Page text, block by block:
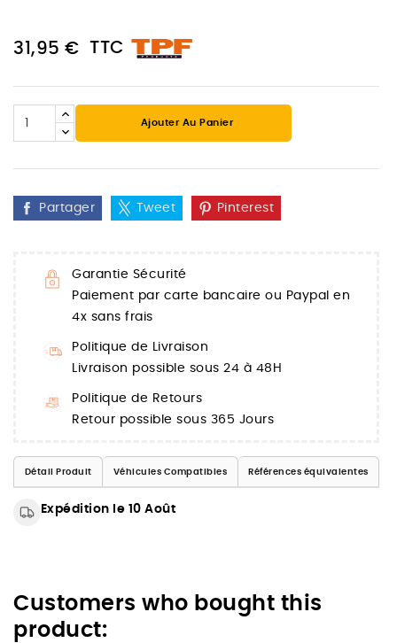
31,95 € TTC
Ajouter Au Panier
Partager Tweet Pinterest
Garantie Sécurité
Paiement par carte bancaire ou Paypal en
4x sans frais
Politique de Livraison
Livraison possible sous 24 à 48H
Politique de Retours
Retour possible sous 365 Jours
Détail Produit Véhicules Compatibles Références équivalentes
Expédition le 10 Août
Customers who bought this
product: